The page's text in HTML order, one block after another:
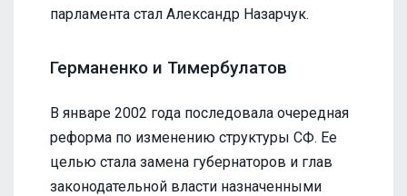
парламента стал Александр Назарчук.
Германенко и Тимербулатов
В январе 2002 года последовала очередная
реформа по изменению структуры СФ. Ее
целью стала замена губернаторов и глав
законодательной власти назначенными